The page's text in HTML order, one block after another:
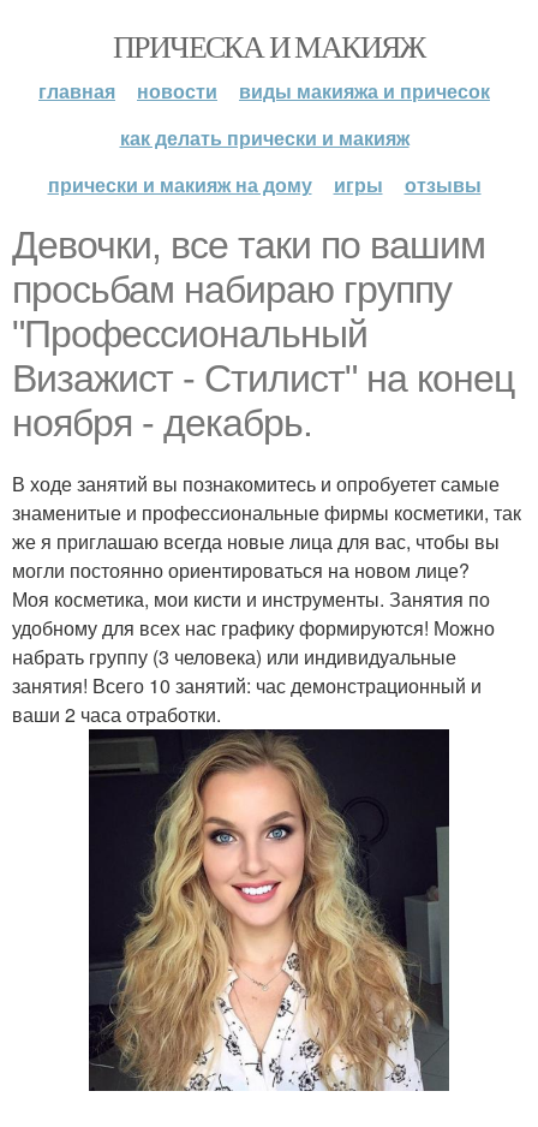
ПРИЧЕСКА И МАКИЯЖ
главная новости
виды макияжа и причесок
как делать прически и макияж
прически и макияж на дому
игры отзывы
Девочки, все таки по вашим
просьбам набираю группу
"Профессиональный
Визажист - Стилист" на конец
ноября - декабрь.
В ходе занятий вы познакомитесь и опробуетет самые
знаменитые и профессиональные фирмы косметики, так
же я приглашаю всегда новые лица для вас, чтобы вы
могли постоянно ориентироваться на новом лице?
Моя косметика, мои кисти и инструменты. Занятия по
удобному для всех нас графику формируются! Можно
набрать группу (3 человека) или индивидуальные
занятия! Всего 10 занятий: час демонстрационный и
ваши 2 часа отработки.